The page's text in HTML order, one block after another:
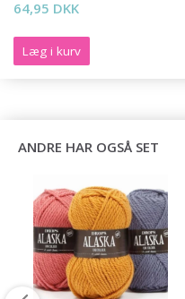
64,95 DKK
Læg i kurv
ANDRE HAR OGSÅ SET